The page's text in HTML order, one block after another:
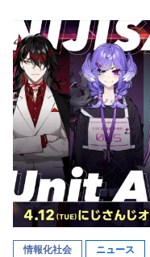
情報化社会 ニュース